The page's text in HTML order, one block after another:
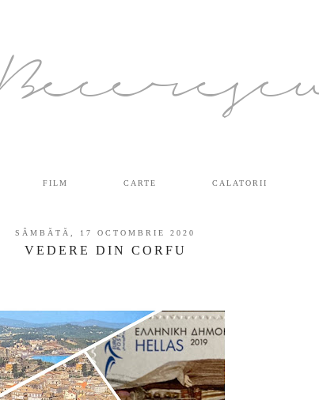
FILM CARTE CALATORII
SÂMBĂTĂ, 17 OCTOMBRIE 2020
VEDERE DIN CORFU